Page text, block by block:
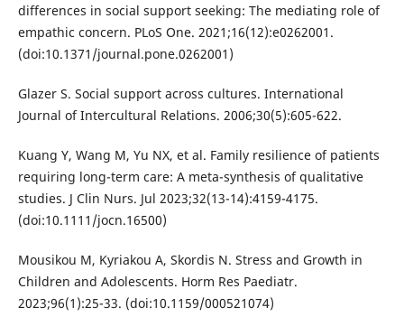
differences in social support seeking: The mediating role of
empathic concern. PLoS One. 2021;16(12):e0262001.
(doi:10.1371/journal.pone.0262001)
Glazer S. Social support across cultures. International
Journal of Intercultural Relations. 2006;30(5):605-622.
Kuang Y, Wang M, Yu NX, et al. Family resilience of patients
requiring long-term care: A meta-synthesis of qualitative
studies. J Clin Nurs. Jul 2023;32(13-14):4159-4175.
(doi:10.1111/jocn.16500)
Mousikou M, Kyriakou A, Skordis N. Stress and Growth in
Children and Adolescents. Horm Res Paediatr.
2023;96(1):25-33. (doi:10.1159/000521074)